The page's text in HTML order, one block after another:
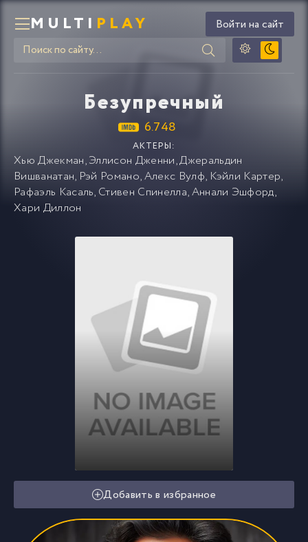
MULTI PLAY Войти на сайт
Безупречный
6.748
АКТЕРЫ:
Хью Джекман,Эллисон Дженни,Джеральдин
Вишванатан, Рэй Романо,Алекс Вулф, Кэйли Картер,
Рафаэль Касаль, Стивен Спинелла,Аннали Эшфорд,
Хари Диллон
Добавить в избранное